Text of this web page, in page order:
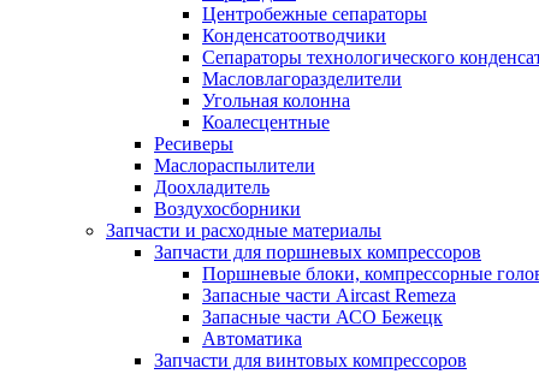
Центробежные сепараторы
Конденсатоотводчики
Сепараторы технологического
Масловлагоразделители
Угольная колонна
Коалесцентные
Ресиверы
Маслораспылители
Доохладитель
Воздухосборники
Запчасти и расходные материалы
Запчасти для поршневых компрессоров
Поршневые блоки, компрессорные
Запасные части Aircast Remeza
Запасные части АСО Бежецк
Автоматика
Запчасти для винтовых компрессоров